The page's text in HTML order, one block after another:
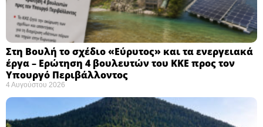
Στη Βουλή το σχέδιο «Εύρυτος» και τα ενεργειακά
έργα – Ερώτηση 4 βουλευτών του ΚΚΕ προς τον
Υπουργό Περιβάλλοντος
4 Αυγούστου 2026